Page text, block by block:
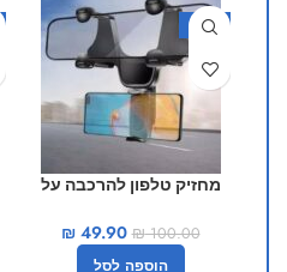
-50%
מחזיק טלפון להרכבה על
₪100.00
₪49.90
הוספה לסל